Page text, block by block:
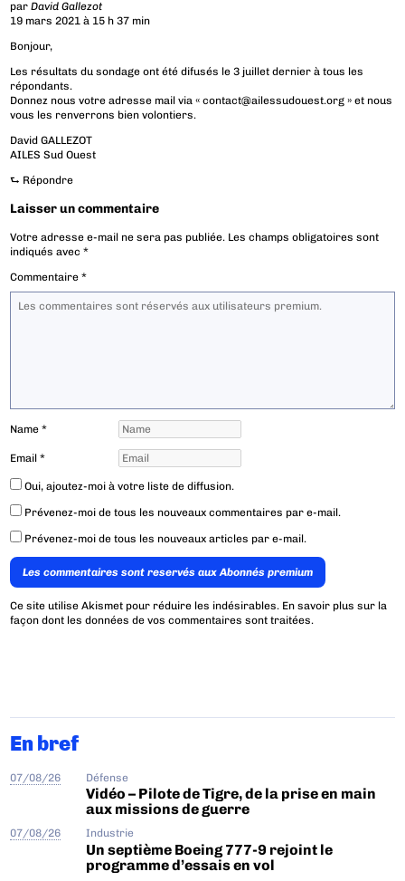
parDavid Gallezot
19 mars 2021 à 15 h 37 min
Bonjour,
Les résultats du sondage ont été difusés le 3 juillet dernier à tous les
répondants.
Donnez nous votre adresse mail via « contact@ailessudouest.org » et nous
vous les renverrons bien volontiers.
David GALLEZOT
AILES Sud Ouest
⮑ Répondre
Laisser un commentaire
Votre adresse e-mail ne sera pas publiée. Les champs obligatoires sont
indiqués avec*
Commentaire*
Name*
Email*
Oui, ajoutez-moi à votre liste de diffusion.
Prévenez-moi de tous les nouveaux commentaires par e-mail.
Prévenez-moi de tous les nouveaux articles par e-mail.
Les commentaires sont reservés aux Abonnés premium
Ce site utilise Akismet pour réduire les indésirables. En savoir plus sur la
façon dont les données de vos commentaires sont traitées.
En bref
07/08/26 Défense
Vidéo – Pilote de Tigre, de la prise en main
aux missions de guerre
07/08/26 Industrie
Un septième Boeing 777-9 rejoint le
programme d’essais en vol